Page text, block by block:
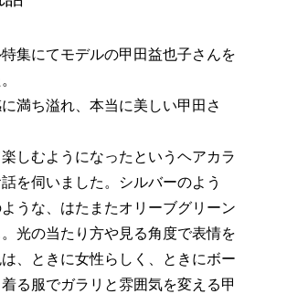
集にてモデルの甲田益也子さんを
に満ち溢れ、本当に美しい甲田さ
しむようになったというヘアカラ
を伺いました。シルバーのよう
うな、はたまたオリーブグリーン
光の当たり方や見る角度で表情を
、ときに女性らしく、ときにボー
る服でガラリと雰囲気を変える甲